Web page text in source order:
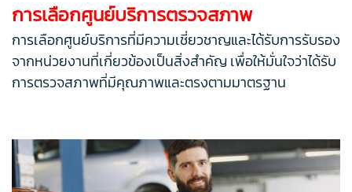
การเลือกศูนย์บริการตรวจสภาพ
การเลือกศูนย์บริการที่มีความเชี่ยวชาญและได้รับการรับรอง
จากหน่วยงานที่เกี่ยวข้องเป็นสิ่งสำคัญ เพื่อให้มั่นใจว่าได้รับ
การตรวจสภาพที่มีคุณภาพและตรงตามมาตรฐาน